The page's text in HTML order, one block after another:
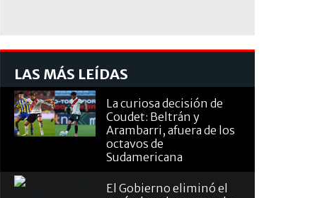
LAS MÁS LEÍDAS
La curiosa decisión de
Coudet: Beltrán y
Arambarri, afuera de los
octavos de
Sudamericana
El Gobierno eliminó el